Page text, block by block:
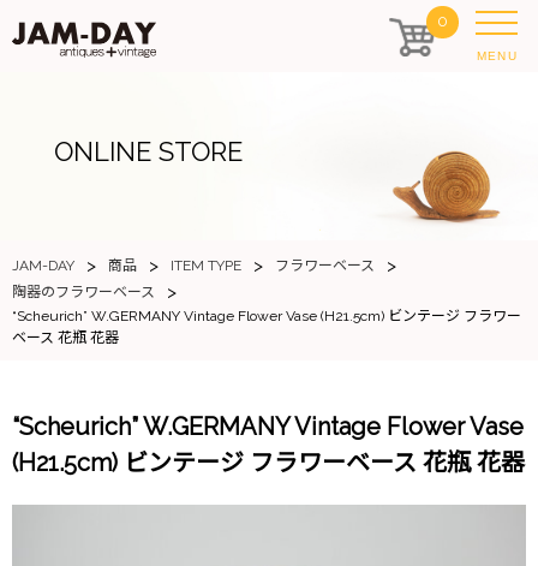
0
MENU
ONLINE STORE
JAM-DAY > 商品 > ITEM TYPE > フラワーベース >
陶器のフラワーベース >
“Scheurich” W.GERMANY Vintage Flower Vase (H21.5cm) ビンテージ フラワー
ベース 花瓶 花器
“Scheurich” W.GERMANY Vintage Flower Vase
(H21.5cm) ビンテージ フラワーベース 花瓶 花器